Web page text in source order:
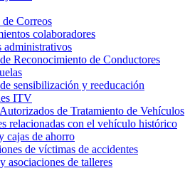
Correos
colaboradores
administrativos
Reconocimiento de Conductores
sensibilización y reeducación
ITV
de Tratamiento de Vehículos
relacionadas con el vehículo histórico
cajas de ahorro
de víctimas de accidentes
asociaciones de talleres